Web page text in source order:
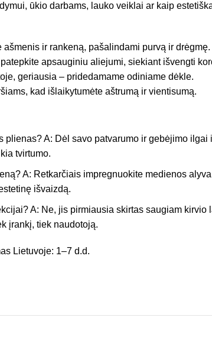
ūkio darbams, lauko veiklai ar kaip
ir rankeną, pašalindami purvą ir drėgmę.
apsauginiu aliejumi, siekiant išvengti
geriausia – pridedamame odiniame dėkle.
kad išlaikytumėte aštrumą ir vientisumą.
plienas? A: Dėl savo patvarumo ir gebėjimo ilgai
tvirtumo.
A: Retkarčiais impregnuokite medienos
išvaizdą.
A: Ne, jis pirmiausia skirtas saugiam kirvio
įrankį, tiek naudotoją.
Lietuvoje: 1–7 d.d.